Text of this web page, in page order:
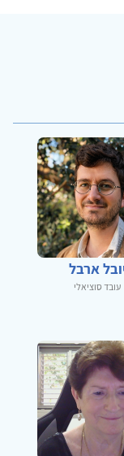
ארבל
עובד סוציאלי